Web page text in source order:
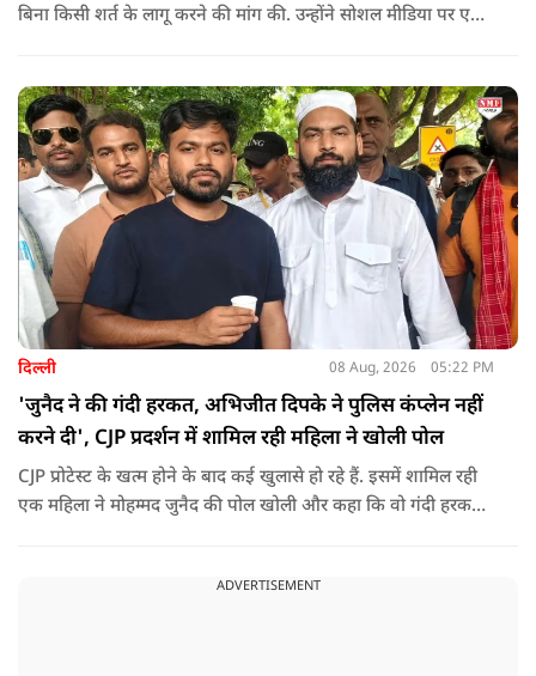
बिना किसी शर्त के लागू करने की मांग की. उन्होंने सोशल मीडिया पर एक
दिल्ली 08 Aug, 2026 05:22 PM
'जुनैद ने की गंदी हरकत, अभिजीत दिपके ने पुलिस कंप्लेन नहीं
करने दी', CJP प्रदर्शन में शामिल रही महिला ने खोली पोल
CJP प्रोटेस्ट के खत्म होने के बाद कई खुलासे हो रहे हैं. इसमें शामिल रही
एक महिला ने मोहम्मद जुनैद की पोल खोली और कहा कि वो गंदी हरकतें
ADVERTISEMENT